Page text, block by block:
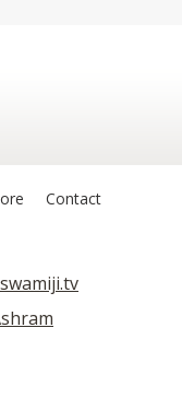
Contact